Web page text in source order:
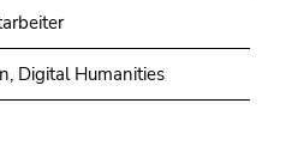
Digital Humanities